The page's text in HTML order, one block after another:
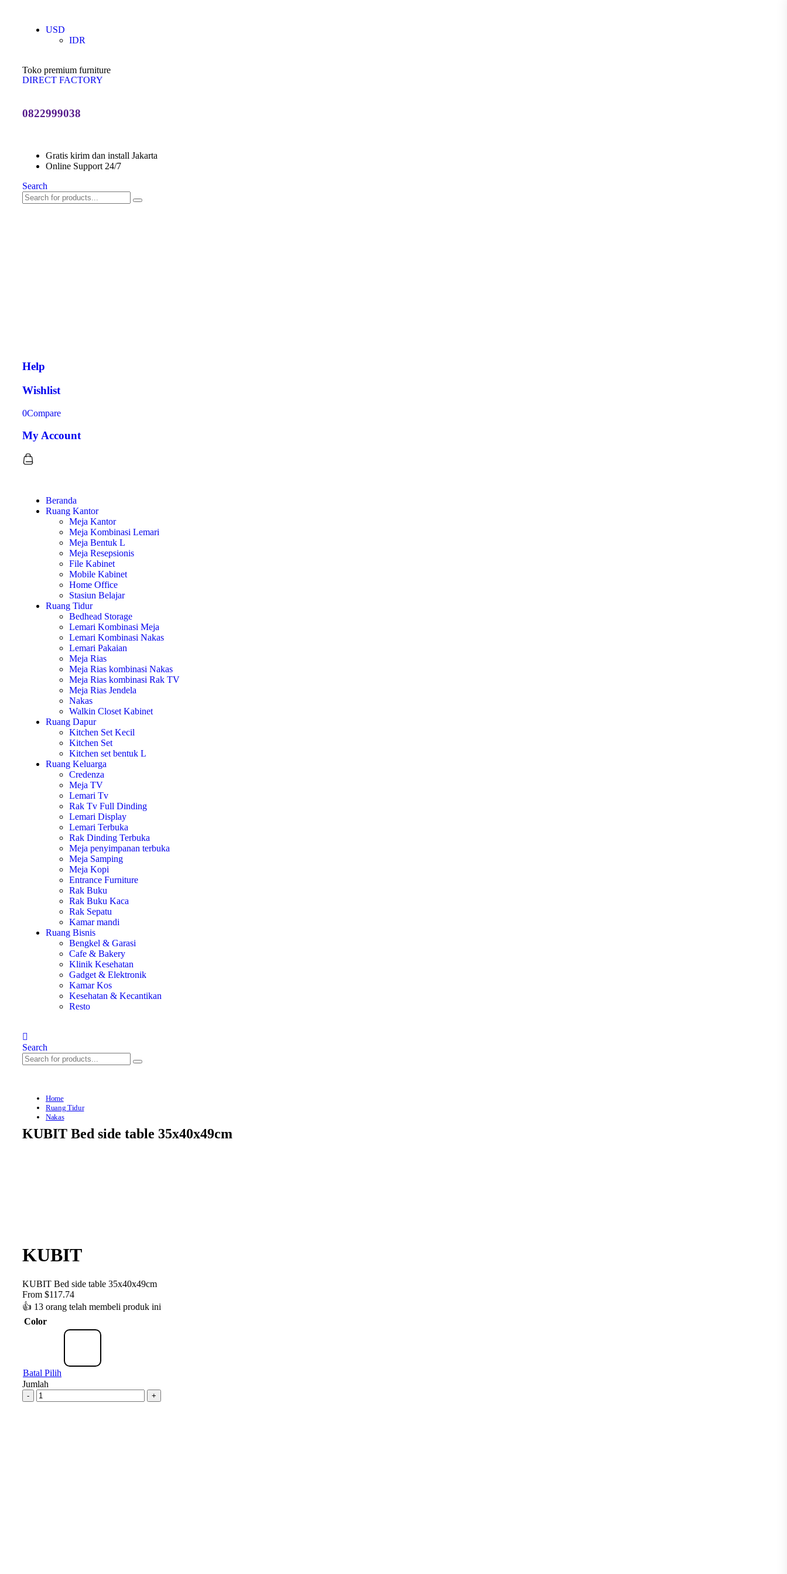
USD
IDR
Toko premium furniture
DIRECT FACTORY
0822999038
Gratis kirim dan install Jakarta
Online Support 24/7
Search
Help
Wishlist
0Compare
My Account
Beranda
Ruang Kantor
Meja Kantor
Meja Kombinasi Lemari
Meja Bentuk L
Meja Resepsionis
File Kabinet
Mobile Kabinet
Home Office
Stasiun Belajar
Ruang Tidur
Bedhead Storage
Lemari Kombinasi Meja
Lemari Kombinasi Nakas
Lemari Pakaian
Meja Rias
Meja Rias kombinasi Nakas
Meja Rias kombinasi Rak TV
Meja Rias Jendela
Nakas
Walkin Closet Kabinet
Ruang Dapur
Kitchen Set Kecil
Kitchen Set
Kitchen set bentuk L
Ruang Keluarga
Credenza
Meja TV
Lemari Tv
Rak Tv Full Dinding
Lemari Display
Lemari Terbuka
Rak Dinding Terbuka
Meja penyimpanan terbuka
Meja Samping
Meja Kopi
Entrance Furniture
Rak Buku
Rak Buku Kaca
Rak Sepatu
Kamar mandi
Ruang Bisnis
Bengkel & Garasi
Cafe & Bakery
Klinik Kesehatan
Gadget & Elektronik
Kamar Kos
Kesehatan & Kecantikan
Resto
Search
Home
Ruang Tidur
Nakas
KUBIT Bed side table 35x40x49cm
KUBIT
KUBIT Bed side table 35x40x49cm
From $117.74
👍 13 orang telah membeli produk ini
Color
Batal Pilih
Jumlah
- +